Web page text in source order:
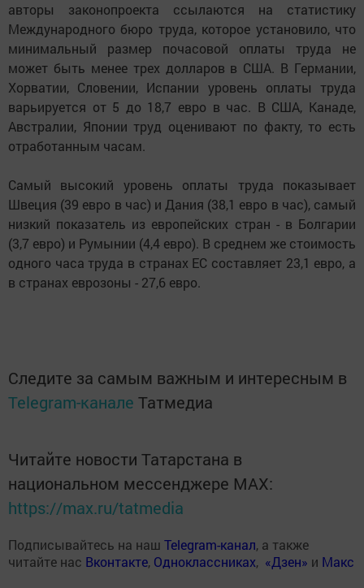
авторы законопроекта ссылаются на статистику
Международного бюро труда, которое установило, что
минимальный размер почасовой оплаты труда не
может быть менее трех долларов в США. В Германии,
Хорватии, Словении, Испании уровень оплаты труда
варьируется от 5 до 18,7 евро в час. В США, Канаде,
Австралии, Японии труд оценивают по факту, то есть
отработанным часам.
Самый высокий уровень оплаты труда показывает
Швеция (39 евро в час) и Дания (38,1 евро в час), самый
низкий показатель из европейских стран - в Болгарии
(3,7 евро) и Румынии (4,4 евро). В среднем же стоимость
одного часа труда в странах ЕС составляет 23,1 евро, а
в странах еврозоны - 27,6 евро.
Следите за самым важным и интересным в
Telegram-канале Татмедиа
Читайте новости Татарстана в
национальном мессенджере MАХ:
https://max.ru/tatmedia
Подписывайтесь на наш Telegram-канал, а также
читайте нас Вконтакте, Одноклассниках, «Дзен» и Макс